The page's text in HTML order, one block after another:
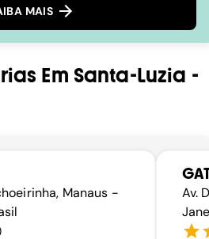
MAIS
Em Santa-Luzia -
Manaus -
Av.